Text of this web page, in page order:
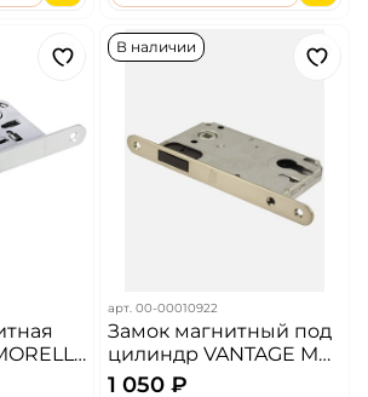
-
В наличии
арт. 00-00010922
Замок магнитный под
цилиндр VANTAGE M
85 SN Цвет - Матовый
1 050 ₽